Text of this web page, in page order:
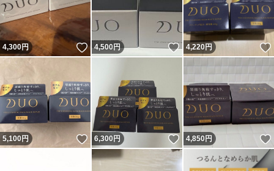
4,300円 いいね！
4,500円 いいね！
4,220円
5,100円 いいね！
6,300円 いいね！
4,850円